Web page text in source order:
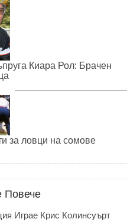
Киара Рол: Брачен
за ловци на сомове
Повече
Играе Крис Колинсуърт